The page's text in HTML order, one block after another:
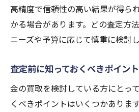
高精度で信頼性の高い結果が得ら
かる場合があります。どの査定方
ニーズや予算に応じて慎重に検討し
査定前に知っておくべきポイント
金の買取を検討している方にとっ
くべきポイントはいくつかありま